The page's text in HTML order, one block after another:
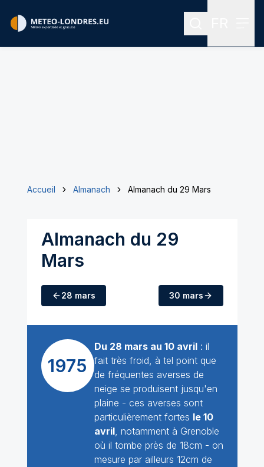
Rechercher
Accueil Almanach Almanach du 29 Mars
Almanach du 29
Mars
28 mars 30 mars
1975
Du 28 mars au 10 avril: il
fait très froid, à tel point que
de fréquentes averses de
neige se produisent jusqu'en
plaine - ces averses sont
particulièrement fortes le 10
avril, notamment à Grenoble
où il tombe près de 18cm - on
mesure par ailleurs 12cm de